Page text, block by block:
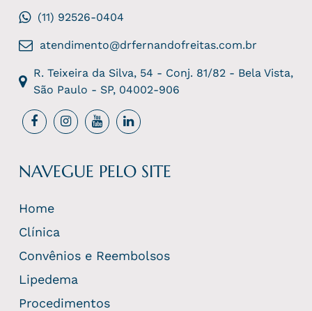
(11) 92526-0404
atendimento@drfernandofreitas.com.br
R. Teixeira da Silva, 54 - Conj. 81/82 - Bela Vista,
São Paulo - SP, 04002-906
NAVEGUE PELO SITE
Home
Clínica
Convênios e Reembolsos
Lipedema
Procedimentos